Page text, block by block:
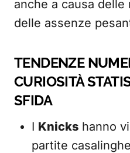
anche a causa
delle assenze
TENDENZE
CURIOSITÀ
SFIDA
I Knicks hanno
partite